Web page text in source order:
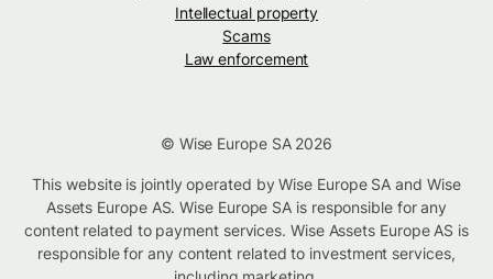
Intellectual property
Scams
Law enforcement
© Wise Europe SA 2026
This website is jointly operated by Wise Europe SA and Wise
Assets Europe AS. Wise Europe SA is responsible for any
content related to payment services. Wise Assets Europe AS is
responsible for any content related to investment services,